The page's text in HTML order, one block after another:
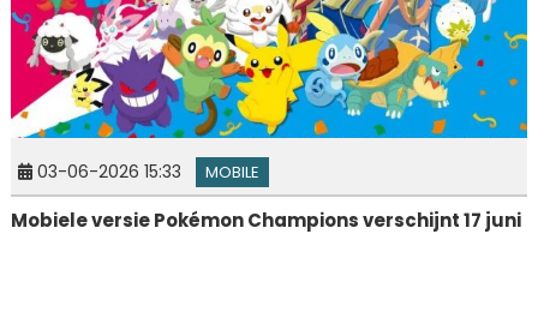
03-06-2026 15:33 MOBILE
Mobiele versie Pokémon Champions verschijnt 17 juni